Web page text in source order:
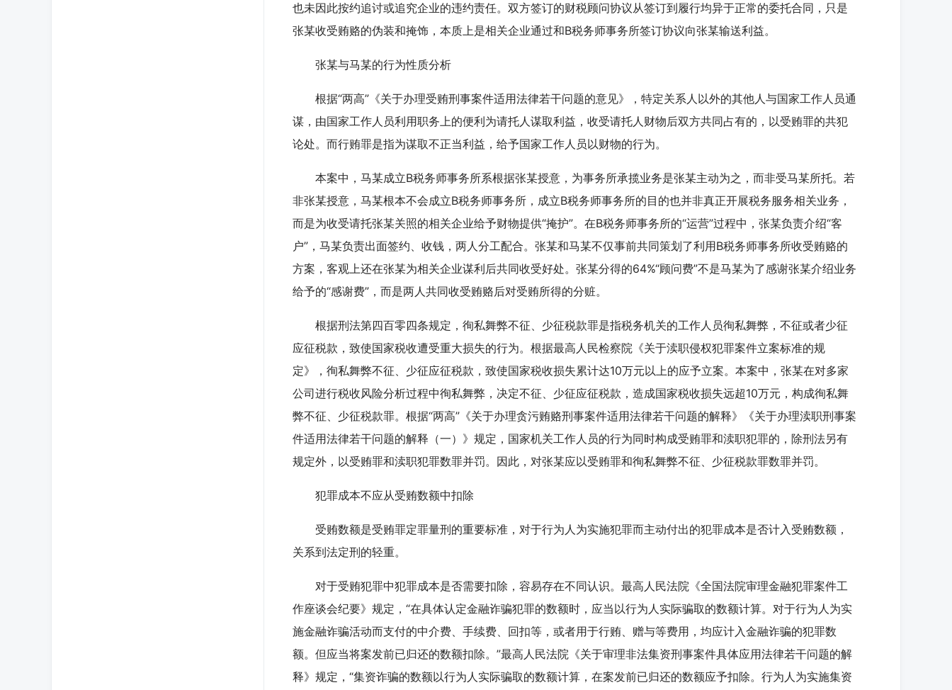
也未因此按约追讨或追究企业的违约责任。双方签订的财税顾问协议从签订到履行均异于正常的委托合同，只是
张某收受贿赂的伪装和掩饰，本质上是相关企业通过和B税务师事务所签订协议向张某输送利益。
张某与马某的行为性质分析
根据“两高”《关于办理受贿刑事案件适用法律若干问题的意见》，特定关系人以外的其他人与国家工作人员通
谋，由国家工作人员利用职务上的便利为请托人谋取利益，收受请托人财物后双方共同占有的，以受贿罪的共犯
论处。而行贿罪是指为谋取不正当利益，给予国家工作人员以财物的行为。
本案中，马某成立B税务师事务所系根据张某授意，为事务所承揽业务是张某主动为之，而非受马某所托。若
非张某授意，马某根本不会成立B税务师事务所，成立B税务师事务所的目的也并非真正开展税务服务相关业务，
而是为收受请托张某关照的相关企业给予财物提供“掩护”。在B税务师事务所的“运营”过程中，张某负责介绍“客
户”，马某负责出面签约、收钱，两人分工配合。张某和马某不仅事前共同策划了利用B税务师事务所收受贿赂的
方案，客观上还在张某为相关企业谋利后共同收受好处。张某分得的64%“顾问费”不是马某为了感谢张某介绍业务
给予的“感谢费”，而是两人共同收受贿赂后对受贿所得的分赃。
根据刑法第四百零四条规定，徇私舞弊不征、少征税款罪是指税务机关的工作人员徇私舞弊，不征或者少征
应征税款，致使国家税收遭受重大损失的行为。根据最高人民检察院《关于渎职侵权犯罪案件立案标准的规
定》，徇私舞弊不征、少征应征税款，致使国家税收损失累计达10万元以上的应予立案。本案中，张某在对多家
公司进行税收风险分析过程中徇私舞弊，决定不征、少征应征税款，造成国家税收损失远超10万元，构成徇私舞
弊不征、少征税款罪。根据“两高”《关于办理贪污贿赂刑事案件适用法律若干问题的解释》《关于办理渎职刑事案
件适用法律若干问题的解释（一）》规定，国家机关工作人员的行为同时构成受贿罪和渎职犯罪的，除刑法另有
规定外，以受贿罪和渎职犯罪数罪并罚。因此，对张某应以受贿罪和徇私舞弊不征、少征税款罪数罪并罚。
犯罪成本不应从受贿数额中扣除
受贿数额是受贿罪定罪量刑的重要标准，对于行为人为实施犯罪而主动付出的犯罪成本是否计入受贿数额，
关系到法定刑的轻重。
对于受贿犯罪中犯罪成本是否需要扣除，容易存在不同认识。最高人民法院《全国法院审理金融犯罪案件工
作座谈会纪要》规定，“在具体认定金融诈骗犯罪的数额时，应当以行为人实际骗取的数额计算。对于行为人为实
施金融诈骗活动而支付的中介费、手续费、回扣等，或者用于行贿、赠与等费用，均应计入金融诈骗的犯罪数
额。但应当将案发前已归还的数额扣除。”最高人民法院《关于审理非法集资刑事案件具体应用法律若干问题的解
释》规定，“集资诈骗的数额以行为人实际骗取的数额计算，在案发前已归还的数额应予扣除。行为人为实施集资